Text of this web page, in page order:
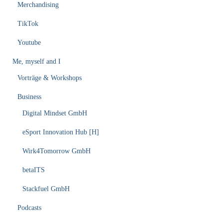
Merchandising
TikTok
Youtube
Me, myself and I
Vorträge & Workshops
Business
Digital Mindset GmbH
eSport Innovation Hub [H]
Wirk4Tomorrow GmbH
betaITS
Stackfuel GmbH
Podcasts